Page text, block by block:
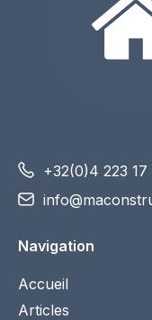
+32(0)4 223 17
Navigation
Accueil
Articles